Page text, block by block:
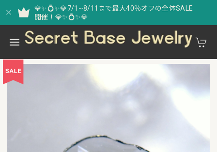
💎✨💍✨💎7/1~8/11まで最大40％オフの全体SALE
開催！💎✨💍✨💎